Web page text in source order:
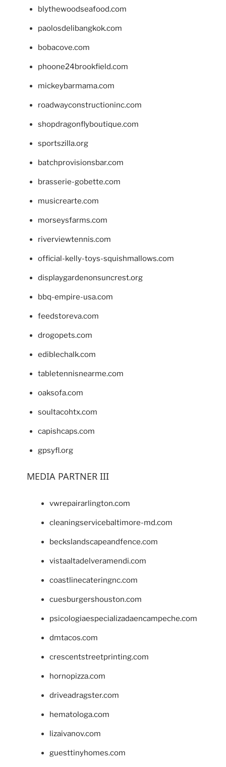
blythewoodseafood.com
paolosdelibangkok.com
bobacove.com
phoone24brookfield.com
mickeybarmama.com
roadwayconstructioninc.com
shopdragonflyboutique.com
sportszilla.org
batchprovisionsbar.com
brasserie-gobette.com
musicrearte.com
morseysfarms.com
riverviewtennis.com
official-kelly-toys-squishmallows.com
displaygardenonsuncrest.org
bbq-empire-usa.com
feedstoreva.com
drogopets.com
ediblechalk.com
tabletennisnearme.com
oaksofa.com
soultacohtx.com
capishcaps.com
gpsyfl.org
MEDIA PARTNER III
vwrepairarlington.com
cleaningservicebaltimore-md.com
beckslandscapeandfence.com
vistaaltadelveramendi.com
coastlinecateringnc.com
cuesburgershouston.com
psicologiaespecializadaencampeche.com
dmtacos.com
crescentstreetprinting.com
hornopizza.com
driveadragster.com
hematologa.com
lizaivanov.com
guesttinyhomes.com